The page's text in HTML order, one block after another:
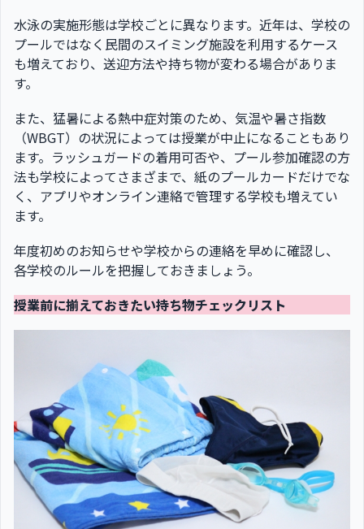
水泳の実施形態は学校ごとに異なります。近年は、学校の
プールではなく民間のスイミング施設を利用するケース
も増えており、送迎方法や持ち物が変わる場合がありま
す。
また、猛暑による熱中症対策のため、気温や暑さ指数
（WBGT）の状況によっては授業が中止になることもあり
ます。ラッシュガードの着用可否や、プール参加確認の方
法も学校によってさまざまで、紙のプールカードだけでな
く、アプリやオンライン連絡で管理する学校も増えてい
ます。
年度初めのお知らせや学校からの連絡を早めに確認し、
各学校のルールを把握しておきましょう。
授業前に揃えておきたい持ち物チェックリスト